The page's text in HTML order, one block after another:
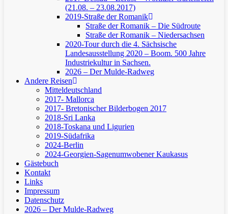
(21.08. – 23.08.2017)
2019-Straße der Romanik
Straße der Romanik – Die Südroute
Straße der Romanik – Niedersachsen
2020-Tour durch die 4. Sächsische
Landesausstellung 2020 – Boom. 500 Jahre
Industriekultur in Sachsen.
2026 – Der Mulde-Radweg
Andere Reisen
Mitteldeutschland
2017- Mallorca
2017- Bretonischer Bilderbogen 2017
2018-Sri Lanka
2018-Toskana und Ligurien
2019-Südafrika
2024-Berlin
2024-Georgien-Sagenumwobener Kaukasus
Gästebuch
Kontakt
Links
Impressum
Datenschutz
2026 – Der Mulde-Radweg